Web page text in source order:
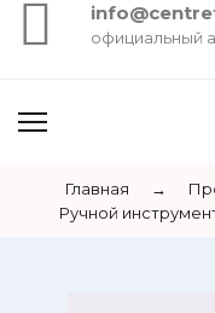
официальный
Главная →
Ручной